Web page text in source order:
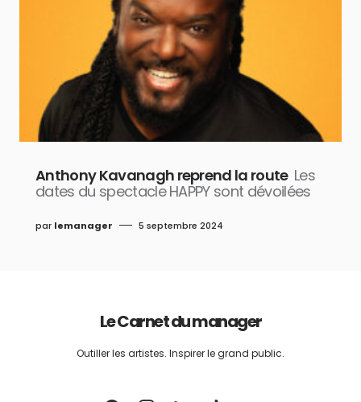
Anthony Kavanagh reprend la route Les
dates du spectacle HAPPY sont dévoilées
par lemanager 5 septembre 2024
Le Carnet du manager
Outiller les artistes. Inspirer le grand public.